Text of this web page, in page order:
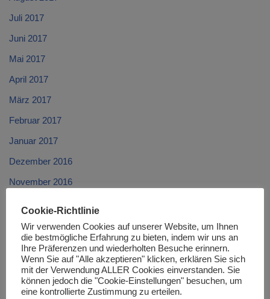
Juli 2017
Juni 2017
Mai 2017
April 2017
März 2017
Februar 2017
Januar 2017
Dezember 2016
November 2016
September 2016
August 2016
Juli 2016
Juni 2016
Cookie-Richtlinie
Wir verwenden Cookies auf unserer Website, um Ihnen
die bestmögliche Erfahrung zu bieten, indem wir uns an
Ihre Präferenzen und wiederholten Besuche erinnern.
Wenn Sie auf "Alle akzeptieren" klicken, erklären Sie sich
mit der Verwendung ALLER Cookies einverstanden. Sie
können jedoch die "Cookie-Einstellungen" besuchen, um
eine kontrollierte Zustimmung zu erteilen.